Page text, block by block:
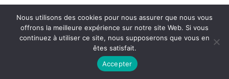
Read More
Copyright © 2026 Vudailleurs.com | Réalisé par
Magazine
d'actualités X
Nous utilisons des cookies pour nous assurer que nous vous
offrons la meilleure expérience sur notre site Web. Si vous
continuez à utiliser ce site, nous supposerons que vous en
êtes satisfait.
Accepter